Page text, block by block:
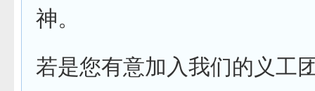
神。
若是您有意加入我们的义工